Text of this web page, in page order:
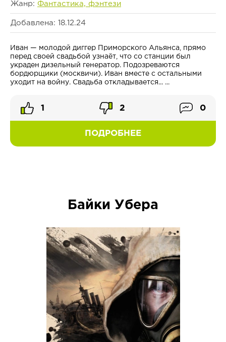
Жанр: Фантастика, фэнтези
Добавлена: 18.12.24
Иван — молодой диггер Приморского Альянса, прямо
перед своей свадьбой узнаёт, что со станции был
украден дизельный генератор. Подозреваются
бордюрщики (москвичи). Иван вместе с остальными
уходит на войну. Свадьба откладывается... ...
ПОДРОБНЕЕ
1 2 0
Байки Убера